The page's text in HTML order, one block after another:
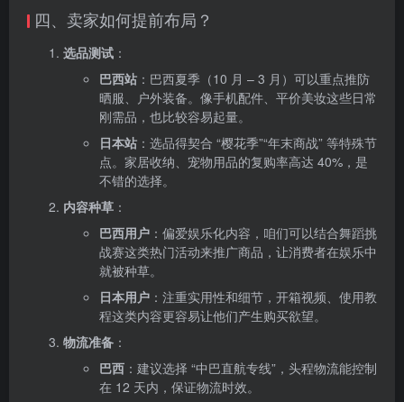
四、卖家如何提前布局？
选品测试 ：
巴西站 ：巴西夏季（10 月 – 3 月）可以重点推防
晒服、户外装备。像手机配件、平价美妆这些日常
刚需品，也比较容易起量。
日本站 ：选品得契合 “樱花季”“年末商战” 等特殊节
点。家居收纳、宠物用品的复购率高达 40%，是
不错的选择。
内容种草 ：
巴西用户 ：偏爱娱乐化内容，咱们可以结合舞蹈挑
战赛这类热门活动来推广商品，让消费者在娱乐中
就被种草。
日本用户 ：注重实用性和细节，开箱视频、使用教
程这类内容更容易让他们产生购买欲望。
物流准备 ：
巴西 ：建议选择 “中巴直航专线”，头程物流能控制
在 12 天内，保证物流时效。